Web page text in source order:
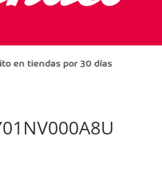
en tiendas por 30 días